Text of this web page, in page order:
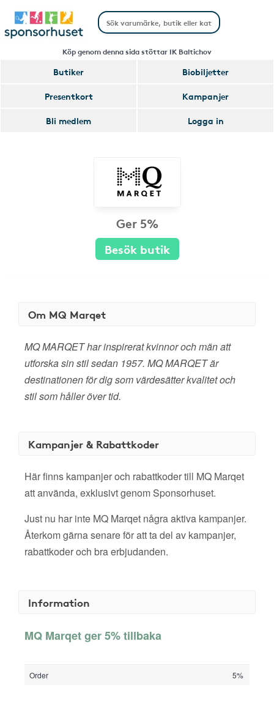
Köp genom denna sida stöttar IK Baltichov
Butiker
Biobiljetter
Presentkort
Kampanjer
Bli medlem
Logga in
Ger 5%
Besök butik
Om MQ Marqet
MQ MARQET har inspirerat kvinnor och män att
utforska sin stil sedan 1957. MQ MARQET är
destinationen för dig som värdesätter kvalitet och
stil som håller över tid.
Kampanjer & Rabattkoder
Här finns kampanjer och rabattkoder till MQ Marqet
att använda, exklusivt genom Sponsorhuset.
Just nu har inte MQ Marqet några aktiva kampanjer.
Återkom gärna senare för att ta del av kampanjer,
rabattkoder och bra erbjudanden.
Information
MQ Marqet ger 5% tillbaka
Order 5%